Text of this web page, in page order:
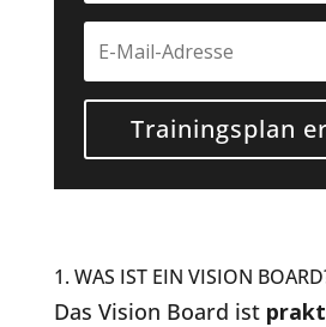
Trainingsplan
1. WAS IST EIN VISION
Das Vision Board ist